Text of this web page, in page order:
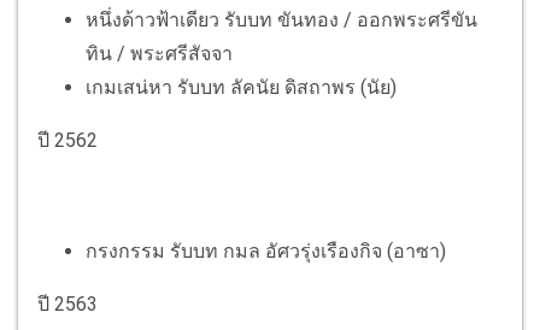
หนึ่งด้าวฟ้าเดียว รับบท ขันทอง / ออกพระศรีขัน
ทิน / พระศรีสัจจา
เกมเสน่หา รับบท ลัคนัย ดิสถาพร (นัย)
ปี 2562
กรงกรรม รับบท กมล อัศวรุ่งเรืองกิจ (อาซา)
ปี 2563